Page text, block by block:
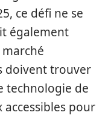
ce défi ne se
également
doivent trouver
technologie de
pour